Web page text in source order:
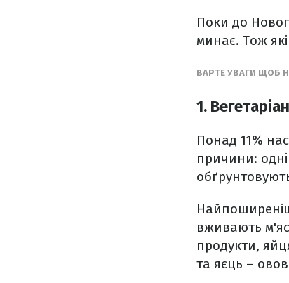
Поки до
минає. Тож
ВАРТЕ УВАГИ ЩОБ
1.
Понад 11%
причини:
вживають
продукти,
та яєць –